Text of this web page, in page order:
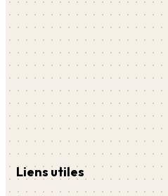
Liens utiles